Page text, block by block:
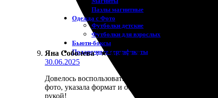
Пазлы магнитные
Одежда с Фото
Футболки детские
Футболки для взрослых
Бьюти-боксы
Подарочные сертификаты
Яна Соболева : ★ ★ ★ ★ ★
30.06.2025
Довелось воспользоваться услугами этой
фото, указала формат и оформила заказ.
рукой!